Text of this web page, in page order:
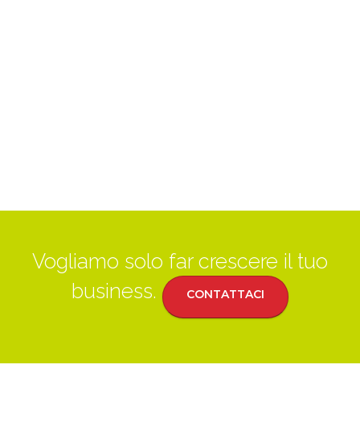
Vogliamo solo far crescere il tuo
business.
CONTATTACI